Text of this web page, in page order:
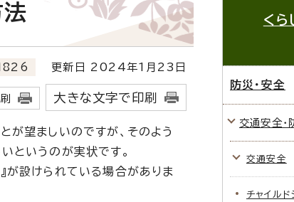
更新日 2024年1月23日
大きな文字で印刷
望ましいのですが、そのよう
というのが実状です。
が設けられている場合がありま
くら
防災・安全
交通安全・
交通安全
チャイル